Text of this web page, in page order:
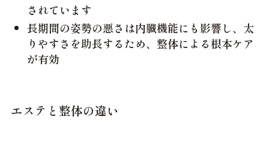
されています
長期間の姿勢の悪さは内臓機能にも影響し、太
りやすさを助長するため、整体による根本ケア
が有効
エステと整体の違い